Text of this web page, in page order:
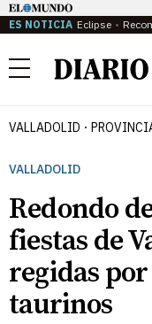
ES NOTICIA Eclipse
Menú
VALLADOLID
VALLADOLID
Redondo
fiestas de
regidas por
taurinos